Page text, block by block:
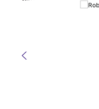
Ignorer la galerie d'images